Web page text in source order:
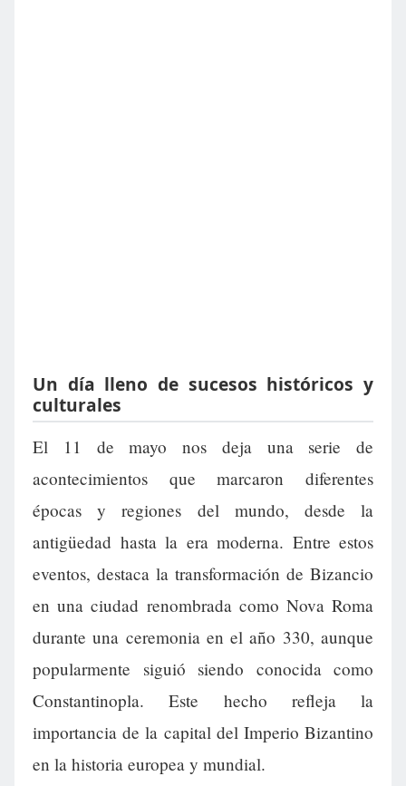
Un día lleno de sucesos históricos y
culturales
El 11 de mayo nos deja una serie de
acontecimientos que marcaron diferentes
épocas y regiones del mundo, desde la
antigüedad hasta la era moderna. Entre estos
eventos, destaca la transformación de Bizancio
en una ciudad renombrada como Nova Roma
durante una ceremonia en el año 330, aunque
popularmente siguió siendo conocida como
Constantinopla. Este hecho refleja la
importancia de la capital del Imperio Bizantino
en la historia europea y mundial.